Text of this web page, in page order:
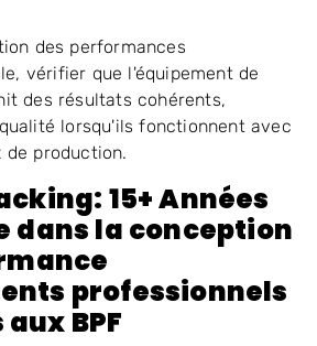
des performances
vérifier que l'équipement de
des résultats cohérents,
lorsqu'ils fonctionnent avec
production.
15+ Années
dans la conception
professionnels
BPF